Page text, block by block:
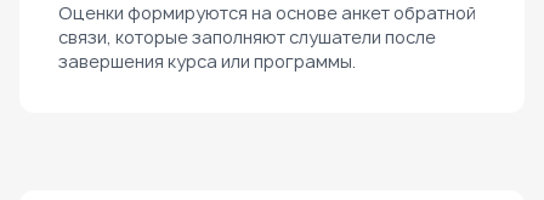
Оценки формируются на основе анкет обратной
связи, которые заполняют слушатели после
завершения курса или программы.